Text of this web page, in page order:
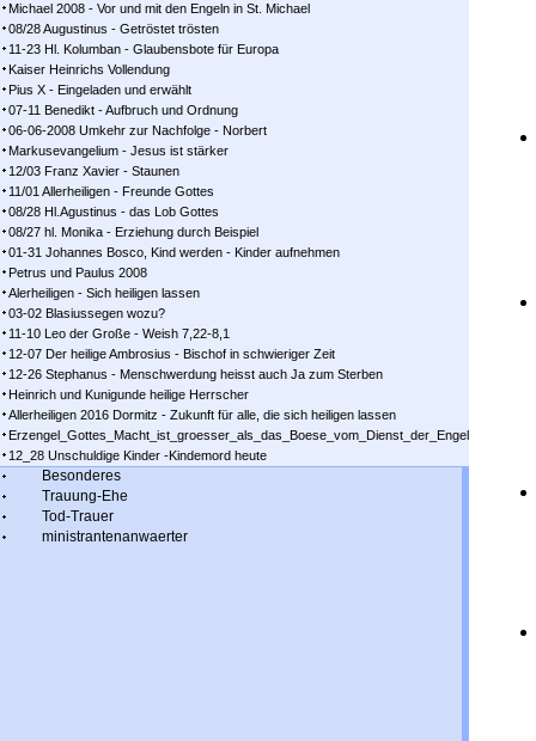
Michael 2008 - Vor und mit den Engeln in St. Michael
08/28 Augustinus - Getröstet trösten
11-23 Hl. Kolumban - Glaubensbote für Europa
Kaiser Heinrichs Vollendung
Pius X - Eingeladen und erwählt
07-11 Benedikt - Aufbruch und Ordnung
06-06-2008 Umkehr zur Nachfolge - Norbert
Markusevangelium - Jesus ist stärker
12/03 Franz Xavier - Staunen
11/01 Allerheiligen - Freunde Gottes
08/28 Hl.Agustinus - das Lob Gottes
08/27 hl. Monika - Erziehung durch Beispiel
01-31 Johannes Bosco, Kind werden - Kinder aufnehmen
Petrus und Paulus 2008
Alerheiligen - Sich heiligen lassen
03-02 Blasiussegen wozu?
11-10 Leo der Große - Weish 7,22-8,1
12-07 Der heilige Ambrosius - Bischof in schwieriger Zeit
12-26 Stephanus - Menschwerdung heisst auch Ja zum Sterben
Heinrich und Kunigunde heilige Herrscher
Allerheiligen 2016 Dormitz - Zukunft für alle, die sich heiligen lassen
Erzengel_Gottes_Macht_ist_groesser_als_das_Boese_vom_Dienst_der_Engel
12_28 Unschuldige Kinder -Kindemord heute
Besonderes
Trauung-Ehe
Tod-Trauer
ministrantenanwaerter